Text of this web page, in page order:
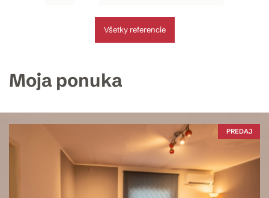
Všetky referencie
Moja ponuka
PREDAJ